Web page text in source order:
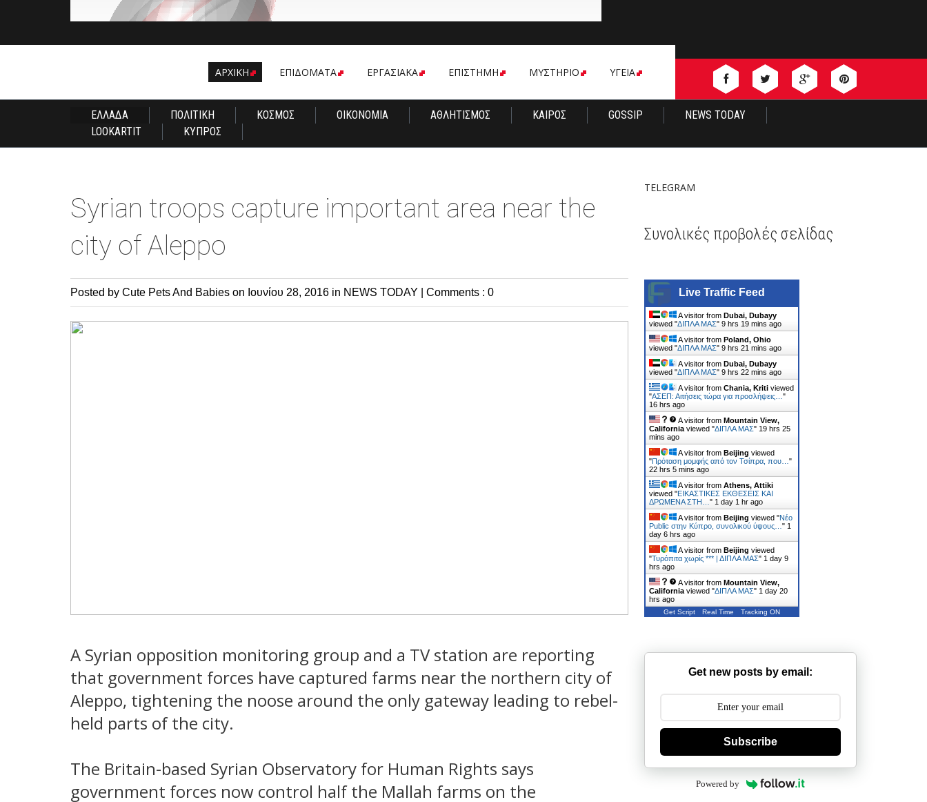
ΑΡΧΙΚΗ EΠΙΔΟΜΑΤΑ ΕΡΓΑΣΙΑΚΑ ΕΠΙΣΤΗΜΗ ΜΥΣΤΗΡΙΟ ΥΓΕΙΑ
ΕΛΛΑΔΑ ΠΟΛΙΤΙΚΗ ΚΟΣΜΟΣ ΟΙΚΟΝΟΜΙΑ ΑΘΛΗΤΙΣΜΟΣ ΚΑΙΡΟΣ GOSSIP
NEWS TODAY
LOOKARTIT
ΚΥΠΡΟΣ
Syrian troops capture important area near the
city of Aleppo
Posted by Cute Pets And Babies on Ιουνίου 28, 2016 in NEWS TODAY Comments : 0
A Syrian opposition monitoring group and a TV station are reporting
that government forces have captured farms near the northern city of
Aleppo, tightening the noose around the only gateway leading to rebel-
held parts of the city.
The Britain-based Syrian Observatory for Human Rights says
government forces now control half the Mallah farms on the
TELEGRAM
Συνολικές προβολές σελίδας
Live Traffic Feed
A visitor fromDubai, Dubayy
viewed "ΔΙΠΛΑ ΜΑΣ"9 hrs 19 mins ago
A visitor fromPoland, Ohio
viewed "ΔΙΠΛΑ ΜΑΣ"9 hrs 21 mins ago
A visitor fromDubai, Dubayy
viewed "ΔΙΠΛΑ ΜΑΣ"9 hrs 22 mins ago
A visitor fromChania, Kriti viewed
"ΑΣΕΠ: Αιτήσεις τώρα για προσλήψεις…"
16 hrs ago
A visitor fromMountain View,
California viewed "ΔΙΠΛΑ ΜΑΣ" 19 hrs 25
mins ago
A visitor fromBeijing viewed
"Πρόταση μομφής από τον Τσίπρα, που…"
22 hrs 5 mins ago
A visitor fromAthens, Attiki
viewed "ΕΙΚΑΣΤΙΚΕΣ ΕΚΘΕΣΕΙΣ ΚΑΙ
ΔΡΩΜΕΝΑ ΣΤΗ…" 1 day 1 hr ago
A visitor fromBeijing viewed "Νέο
Public στην Κύπρο, συνολικού ύψους…" 1
day 6 hrs ago
A visitor fromBeijing viewed
"Τυρόπιτα χωρίς *** | ΔΙΠΛΑ ΜΑΣ" 1 day 9
hrs ago
A visitor fromMountain View,
California viewed "ΔΙΠΛΑ ΜΑΣ" 1 day 20
hrs ago
Get Script Real Time Tracking ON
Get new posts by email:
Subscribe
Powered by